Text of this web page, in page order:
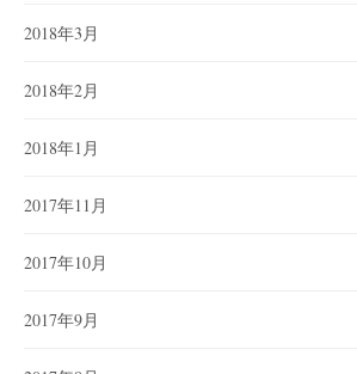
2018年3月
2018年2月
2018年1月
2017年11月
2017年10月
2017年9月